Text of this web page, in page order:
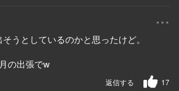
...
うとしているのかと思ったけど。
の出張でw
17
返信する